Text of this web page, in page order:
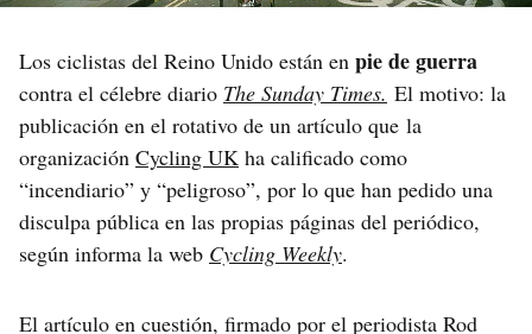
Los ciclistas del Reino Unido están en pie de guerra
contra el célebre diario The Sunday Times. El motivo: la
publicación en el rotativo de un artículo que la
organización Cycling UK ha calificado como
“incendiario” y “peligroso”, por lo que han pedido una
disculpa pública en las propias páginas del periódico,
según informa la web Cycling Weekly.
El artículo en cuestión, firmado por el periodista Rod